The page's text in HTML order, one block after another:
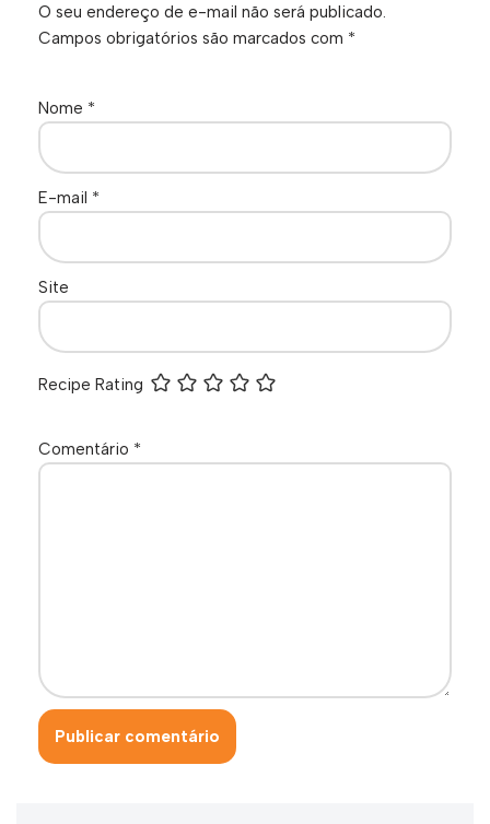
O seu endereço de e-mail não será publicado.
Campos obrigatórios são marcados com *
Nome *
E-mail *
Site
Recipe Rating
Comentário *